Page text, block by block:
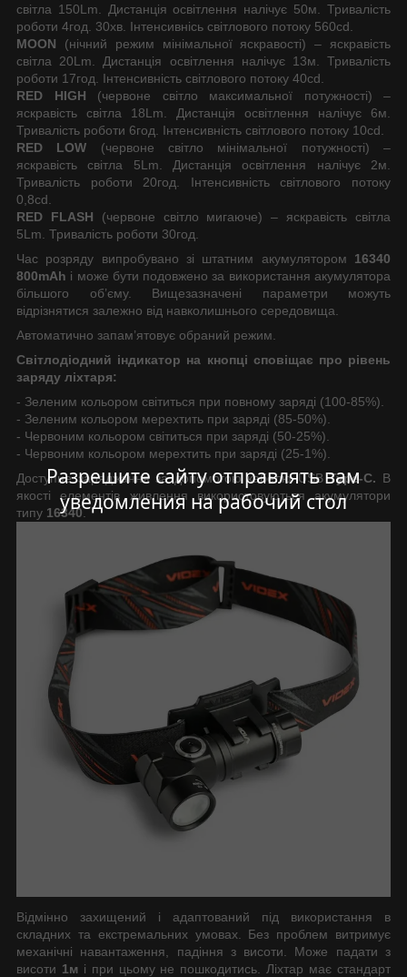
Разрешите сайту отправлять вам
уведомления на рабочий стол
світла 150Lm. Дистанція освітлення налічує 50м. Тривалість
роботи 4год. 30хв. Інтенсивнісь світлового потоку 560cd.
MOON (нічний режим мінімальної яскравості) – яскравість
світла 20Lm. Дистанція освітлення налічує 13м. Тривалість
роботи 17год. Інтенсивність світлового потоку 40cd.
RED HIGH (червоне світло максимальної потужності) –
яскравість світла 18Lm. Дистанція освітлення налічує 6м.
Тривалість роботи 6год. Інтенсивність світлового потоку 10cd.
RED LOW (червоне світло мінімальної потужності) –
яскравість світла 5Lm. Дистанція освітлення налічує 2м.
Тривалість роботи 20год. Інтенсивність світлового потоку
0,8cd.
RED FLASH (червоне світло мигаюче) – яскравість світла
5Lm. Тривалість роботи 30год.
Час розряду випробувано зі штатним акумулятором 16340
800mAh і може бути подовжено за використання акумулятора
більшого об’єму. Вищезазначені параметри можуть
відрізнятися залежно від навколишнього середовища.
Автоматично запам’ятовує обраний режим.
Світлодіодний індикатор на кнопці сповіщає про рівень
заряду ліхтаря:
- Зеленим кольором світиться при повному заряді (100-85%).
- Зеленим кольором мерехтить при заряді (85-50%).
- Червоним кольором світиться при заряді (50-25%).
- Червоним кольором мерехтить при заряді (25-1%).
Доступне заряджання за допомогою кабелю USBType-C. В
якості елементів живлення використовуються акумулятори
типу 16340.
Відмінно захищений і адаптований під використання в
складних та екстремальних умовах. Без проблем витримує
механічні навантаження, падіння з висоти. Може падати з
висоти 1мі при цьому не пошкодитись. Ліхтар має стандарт